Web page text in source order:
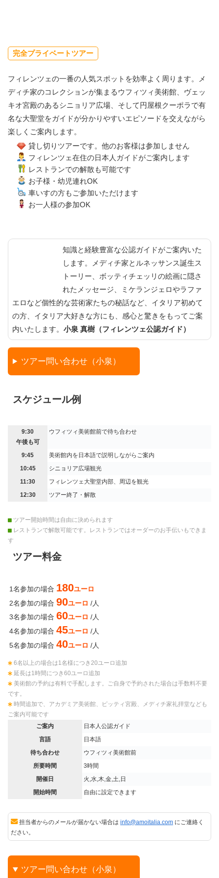
完全プライベートツアー
フィレンツェの一番の人気スポットを効率よく周ります。メ
ディチ家のコレクションが集まるウフィツィ美術館、ヴェッ
キオ宮殿のあるシニョリア広場、そして円屋根クーポラで有
名な大聖堂をガイドが分かりやすいエピソードを交えながら
楽しくご案内します。
貸し切りツアーです。他のお客様は参加しません
フィレンツェ在住の日本人ガイドがご案内します
レストランでの解散も可能です
お子様・幼児連れOK
車いすの方もご参加いただけます
お一人様の参加OK
知識と経験豊富な公認ガイドがご案内いた
します。メディチ家とルネッサンス誕生ス
トーリー、ボッティチェッリの絵画に隠さ
れたメッセージ、ミケランジェロやラファ
エロなど個性的な芸術家たちの秘話など、イタリア初めて
の方、イタリア大好きな方にも、感心と驚きをもってご案
内いたします。 小泉 真樹（フィレンツェ公認ガイド）
ツアー問い合わせ（小泉）
スケジュール例
9:30
午後も可
ウフィツィ美術館前で待ち合わせ
9:45
美術館内を日本語で説明しながらご案内
10:45
シニョリア広場観光
11:30
フィレンツェ大聖堂内部、周辺を観光
12:30
ツアー終了・解散
ツアー開始時間は自由に決められます
レストランで解散可能です。レストランではオーダーのお手伝いもできま
す
ツアー料金
1名参加の場合 180ユーロ
2名参加の場合 90ユーロ /人
3名参加の場合 60ユーロ /人
4名参加の場合 45ユーロ /人
5名参加の場合 40ユーロ /人
6名以上の場合は1名様につき20ユーロ追加
延長は1時間につき60ユーロ追加
美術館の予約は有料で手配します。ご自身で予約された場合は手数料不要
です。
時間追加で、アカデミア美術館、ピッティ宮殿、メディチ家礼拝堂なども
ご案内可能です
ご案内
日本人公認ガイド
言語
日本語
待ち合わせ
ウフィツィ美術館前
所要時間
3時間
開催日
火,水,木,金,土,日
開始時間
自由に設定できます
担当者からのメールが届かない場合は info@amoitalia.com にご連絡く
ださい。
ツアー問い合わせ（小泉）